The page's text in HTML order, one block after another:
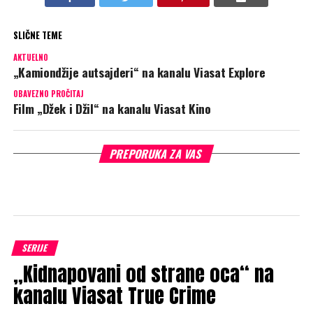
SLIČNE TEME
AKTUELNO
„Kamiondžije autsajderi“ na kanalu Viasat Explore
OBAVEZNO PROČITAJ
Film „Džek i Džil“ na kanalu Viasat Kino
PREPORUKA ZA VAS
SERIJE
„Kidnapovani od strane oca“ na
kanalu Viasat True Crime